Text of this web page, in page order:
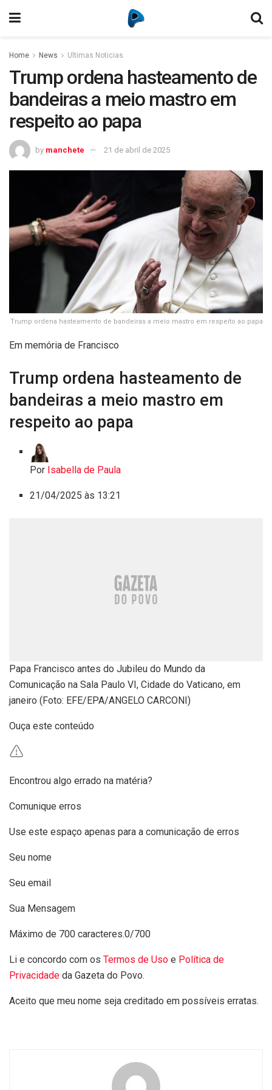
Home News Ultimas Noticias
Trump ordena hasteamento de
bandeiras a meio mastro em
respeito ao papa
by manchete 21 de abril de 2025
Trump ordena hasteamento de bandeiras a meio mastro em respeito ao papa
Em memória de Francisco
Trump ordena hasteamento de
bandeiras a meio mastro em
respeito ao papa
Por Isabella de Paula
21/04/2025 às 13:21
Papa Francisco antes do Jubileu do Mundo da
Comunicação na Sala Paulo VI, Cidade do Vaticano, em
janeiro (Foto: EFE/EPA/ANGELO CARCONI)
Ouça este conteúdo
Encontrou algo errado na matéria?
Comunique erros
Use este espaço apenas para a comunicação de erros
Seu nome
Seu email
Sua Mensagem
Máximo de 700 caracteres.0/700
Li e concordo com os Termos de Uso e Política de
Privacidade da Gazeta do Povo.
Aceito que meu nome seja creditado em possíveis erratas.